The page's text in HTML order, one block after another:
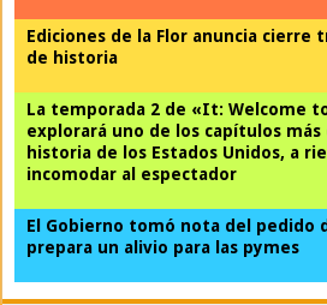
Ediciones de la Flor anuncia cierre
de historia
La temporada 2 de «It: Welcome
explorará uno de los capítulos más
historia de los Estados Unidos, a
incomodar al espectador
El Gobierno tomó nota del pedido
prepara un alivio para las pymes